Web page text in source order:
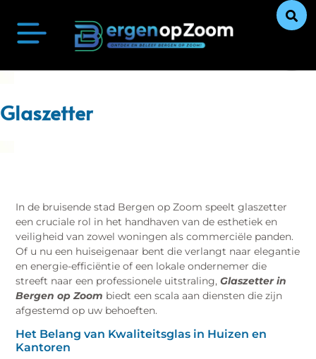
Glaszetter
In de bruisende stad Bergen op Zoom speelt glaszetter
een cruciale rol in het handhaven van de esthetiek en
veiligheid van zowel woningen als commerciële panden.
Of u nu een huiseigenaar bent die verlangt naar elegantie
en energie-efficiëntie of een lokale ondernemer die
streeft naar een professionele uitstraling,Glaszetter in
Bergen op Zoom biedt een scala aan diensten die zijn
afgestemd op uw behoeften.
Het Belang van Kwaliteitsglas in Huizen en
Kantoren